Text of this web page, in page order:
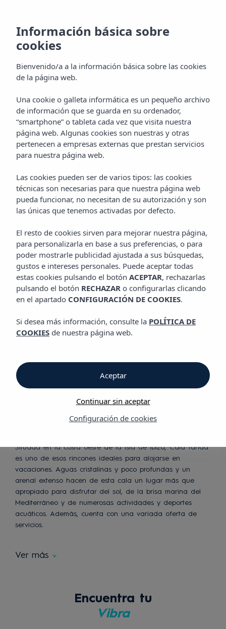
Cala Tarida
Ibiza
Descubre nuestros hoteles
en Cala Tarida
playa única
Situada en la costa oeste de la isla de Ibiza, Cala Tarida
es uno de esos rincones ideales para alojarse en
vacaciones. Aguas cristalinas y poco profundas y un
arenal extenso hacen de esta cala un lugar más que
apropiado para disfrutar del sol, de la brisa marina del
Mediterráneo y de numerosas actividades y deportes
acuáticos. Además, cuenta con una variada oferta de
servicios.
Ver más
Encuentra tu
Vibra
Información básica sobre
cookies
Bienvenido/a a la información básica sobre las cookies
de la página web.
Una cookie o galleta informática es un pequeño archivo
de información que se guarda en su ordenador,
“smartphone” o tableta cada vez que visita nuestra
página web. Algunas cookies son nuestras y otras
pertenecen a empresas externas que prestan servicios
para nuestra página web.
Las cookies pueden ser de varios tipos: las cookies
técnicas son necesarias para que nuestra página web
pueda funcionar, no necesitan de su autorización y son
las únicas que tenemos activadas por defecto.
El resto de cookies sirven para mejorar nuestra página,
para personalizarla en base a sus preferencias, o para
poder mostrarle publicidad ajustada a sus búsquedas,
gustos e intereses personales. Puede aceptar todas
estas cookies pulsando el botón ACEPTAR, rechazarlas
pulsando el botón RECHAZAR o configurarlas clicando
en el apartado CONFIGURACIÓN DE COOKIES.
Si desea más información, consulte la POLÍTICA DE
COOKIES de nuestra página web.
Configuración de cookies
Continuar sin aceptar
Aceptar